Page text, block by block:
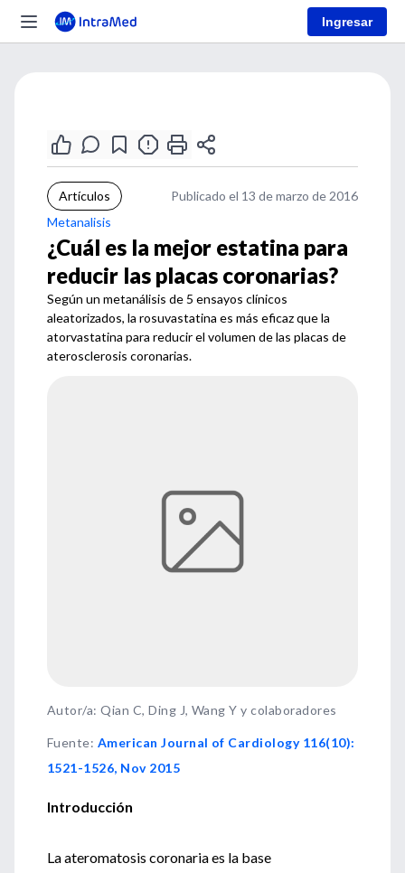
Ingresar
Artículos
Publicado el 13 de marzo de 2016
Metanalisis
¿Cuál es la mejor estatina para
reducir las placas coronarias?
Según un metanálisis de 5 ensayos clínicos
aleatorizados, la rosuvastatina es más eficaz que la
atorvastatina para reducir el volumen de las placas de
aterosclerosis coronarias.
Autor/a: Qian C, Ding J, Wang Y y colaboradores
Fuente: American Journal of Cardiology 116(10):
1521-1526, Nov 2015
Introducción
La ateromatosis coronaria es la base